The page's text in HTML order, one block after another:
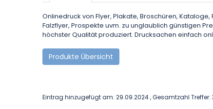
Onlinedruck von Flyer, Plakate, Broschüren,
Falzflyer, Prospekte uvm. zu unglaublich günstigen
höchster Qualität produziert. Drucksachen einfach
Produkte Übersicht
Eintrag hinzugefügt am: 29.09.2024 , Gesamtzahl Treffer: